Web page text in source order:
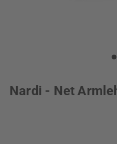
Nardi - Net